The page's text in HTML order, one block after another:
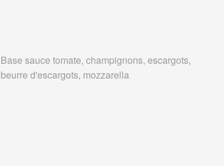
Base sauce tomate, champignons, escargots,
beurre d'escargots, mozzarella